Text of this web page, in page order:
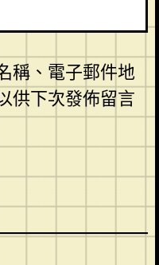
稱、電子郵件地
供下次發佈留言